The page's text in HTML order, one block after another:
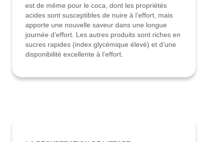
est de même pour le coca, dont les propriétés
acides sont susceptibles de nuire à l’effort, mais
apporte une nouvelle saveur dans une longue
journée d’effort. Les autres produits sont riches en
sucres rapides (index glycémique élevé) et d’une
disponibilité excellente à l’effort.